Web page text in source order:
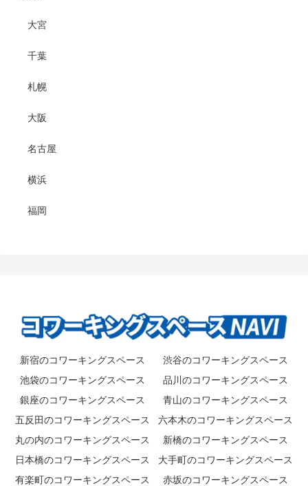
大宮
千葉
札幌
大阪
名古屋
横浜
福岡
新宿のコワーキングスペース
渋谷のコワーキングスペース
池袋のコワーキングスペース
品川のコワーキングスペース
銀座のコワーキングスペース
青山のコワーキングスペース
五反田のコワーキングスペース
六本木のコワーキングスペース
丸の内のコワーキングスペース
新橋のコワーキングスペース
日本橋のコワーキングスペース
大手町のコワーキングスペース
有楽町のコワーキングスペース
赤坂のコワーキングスペース